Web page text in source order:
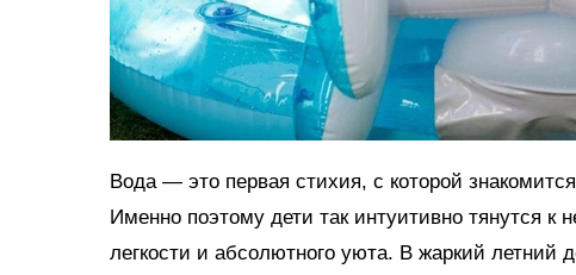
Вода — это первая стихия, с которой
Именно поэтому дети так интуитивно тянутся
легкости и абсолютного уюта. В жаркий летний